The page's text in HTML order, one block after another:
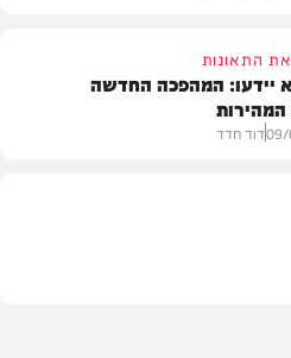
התאונות
יידעו: המהפכה החדשה
דוד חדד